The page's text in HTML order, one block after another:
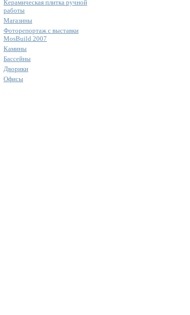
Керамическая плитка ручной
работы
Магазины
Фоторепортаж с выставки
MosBuild 2007
Камины
Бассейны
Дворики
Офисы